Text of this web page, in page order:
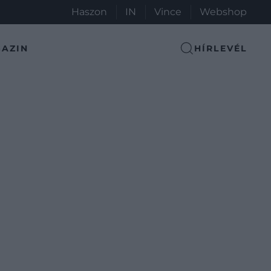
Haszon IN Vince Webshop
HÍRLEVÉL